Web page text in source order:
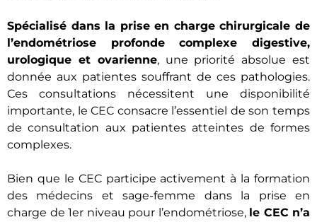
Spécialisé dans la prise en charge chirurgicale de
l’endométriose profonde complexe digestive,
urologique et ovarienne, une priorité absolue est
donnée aux patientes souffrant de ces pathologies.
Ces consultations nécessitent une disponibilité
importante, le CEC consacre l’essentiel de son temps
de consultation aux patientes atteintes de formes
complexes.
Bien que le CEC participe activement à la formation
des médecins et sage-femme dans la prise en
charge de 1er niveau pour l’endométriose, le CEC n’a